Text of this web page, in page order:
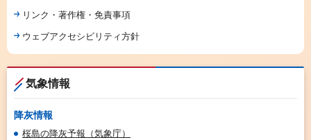
リンク・著作権・免責事項
ウェブアクセシビリティ方針
気象情報
降灰情報
桜島の降灰予報（気象庁）